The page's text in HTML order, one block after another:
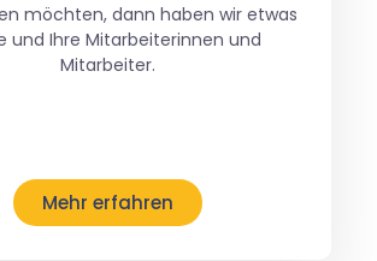
möchten, dann haben wir etwas
und Ihre Mitarbeiterinnen und
Mitarbeiter.
Mehr erfahren